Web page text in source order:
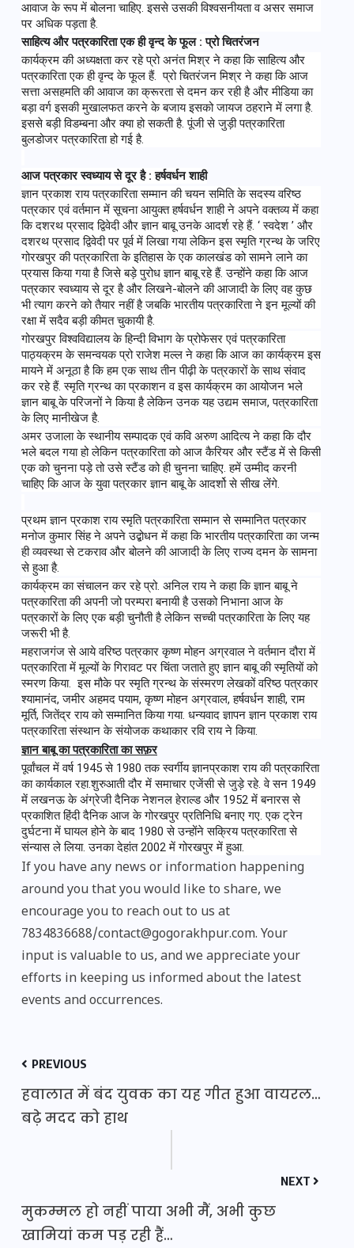
आवाज के रूप में बोलना चाहिए. इससे उसकी विश्वसनीयता व असर समाज
पर अधिक पड़ता है.
साहित्य और पत्रकारिता एक ही वृन्द के फूल : प्रो चितरंजन
कार्यक्रम की अध्यक्षता कर रहे प्रो अनंत मिश्र ने कहा कि साहित्य और
पत्रकारिता एक ही वृन्द के फूल हैं.  प्रो चितरंजन मिश्र ने कहा कि आज
सत्ता असहमति की आवाज का क्रूरता से दमन कर रही है और मीडिया का
बड़ा वर्ग इसकी मुखालफत करने के बजाय इसको जायज ठहराने में लगा है.
इससे बड़ी विडम्बना और क्या हो सकती है. पूंजी से जुड़ी पत्रकारिता
बुलडोजर पत्रकारिता हो गई है.
आज पत्रकार स्वध्याय से दूर है : हर्षवर्धन शाही
ज्ञान प्रकाश राय पत्रकारिता सम्मान की चयन समिति के सदस्य वरिष्ठ
पत्रकार एवं वर्तमान में सूचना आयुक्त हर्षवर्धन शाही ने अपने वक्तव्य में कहा
कि दशरथ प्रसाद द्विवेदी और ज्ञान बाबू उनके आदर्श रहे हैं. ‘ स्वदेश ’ और
दशरथ प्रसाद द्विवेदी पर पूर्व में लिखा गया लेकिन इस स्मृति ग्रन्थ के जरिए
गोरखपुर की पत्रकारिता के इतिहास के एक कालखंड को सामने लाने का
प्रयास किया गया है जिसे बड़े पुरोध ज्ञान बाबू रहे हैं. उन्होंने कहा कि आज
पत्रकार स्वध्याय से दूर है और लिखने-बोलने की आजादी के लिए वह कुछ
भी त्याग करने को तैयार नहीं है जबकि भारतीय पत्रकारिता ने इन मूल्यों की
रक्षा में सदैव बड़ी कीमत चुकायी है.
गोरखपुर विश्वविद्यालय के हिन्दी विभाग के प्रोफेसर एवं पत्रकारिता
पाठ्यक्रम के समन्वयक प्रो राजेश मल्ल ने कहा कि आज का कार्यक्रम इस
मायने में अनूठा है कि हम एक साथ तीन पीढ़ी के पत्रकारों के साथ संवाद
कर रहे हैं. स्मृति ग्रन्थ का प्रकाशन व इस कार्यक्रम का आयोजन भले
ज्ञान बाबू के परिजनों ने किया है लेकिन उनक यह उद्यम समाज, पत्रकारिता
के लिए मानीखेज है.
अमर उजाला के स्थानीय सम्पादक एवं कवि अरुण आदित्य ने कहा कि दौर
भले बदल गया हो लेकिन पत्रकारिता को आज कैरियर और स्टैंड में से किसी
एक को चुनना पड़े तो उसे स्टैंड को ही चुनना चाहिए. हमें उम्मीद करनी
चाहिए कि आज के युवा पत्रकार ज्ञान बाबू के आदर्शो से सीख लेंगे.
प्रथम ज्ञान प्रकाश राय स्मृति पत्रकारिता सम्मान से सम्मानित पत्रकार
मनोज कुमार सिंह ने अपने उद्बोधन में कहा कि भारतीय पत्रकारिता का जन्म
ही व्यवस्था से टकराव और बोलने की आजादी के लिए राज्य दमन के सामना
से हुआ है.
कार्यक्रम का संचालन कर रहे प्रो. अनिल राय ने कहा कि ज्ञान बाबू ने
पत्रकारिता की अपनी जो परम्परा बनायी है उसको निभाना आज के
पत्रकारों के लिए एक बड़ी चुनौती है लेकिन सच्ची पत्रकारिता के लिए यह
जरूरी भी है.
महराजगंज से आये वरिष्ठ पत्रकार कृष्ण मोहन अग्रवाल ने वर्तमान दौरा में
पत्रकारिता में मूल्यों के गिरावट पर चिंता जताते हुए ज्ञान बाबू की स्मृतियों को
स्मरण किया.  इस मौके पर स्मृति ग्रन्थ के संस्मरण लेखकों वरिष्ठ पत्रकार
श्यामानंद, जमीर अहमद पयाम, कृष्ण मोहन अग्रवाल, हर्षवर्धन शाही, राम
मूर्ति, जितेंद्र राय को सम्मानित किया गया. धन्यवाद ज्ञापन ज्ञान प्रकाश राय
पत्रकारिता संस्थान के संयोजक कथाकार रवि राय ने किया.
ज्ञान बाबू का पत्रकारिता का सफ़र
पूर्वांचल में वर्ष 1945 से 1980 तक स्वर्गीय ज्ञानप्रकाश राय की पत्रकारिता
का कार्यकाल रहा.शुरुआती दौर में समाचार एजेंसी से जुड़े रहे. वे सन 1949
में लखनऊ के अंग्रेजी दैनिक नेशनल हेराल्ड और 1952 में बनारस से
प्रकाशित हिंदी दैनिक आज के गोरखपुर प्रतिनिधि बनाए गए. एक ट्रेन
दुर्घटना में घायल होने के बाद 1980 से उन्होंने सक्रिय पत्रकारिता से
संन्यास ले लिया. उनका देहांत 2002 में गोरखपुर में हुआ.
If you have any news or information happening
around you that you would like to share, we
encourage you to reach out to us at
7834836688/contact@gogorakhpur.com. Your
input is valuable to us, and we appreciate your
efforts in keeping us informed about the latest
events and occurrences.
PREVIOUS
हवालात में बंद युवक का यह गीत हुआ वायरल…
बढ़े मदद को हाथ
NEXT
मुकम्मल हो नहीं पाया अभी मैं, अभी कुछ
खामियां कम पड़ रही हैं…